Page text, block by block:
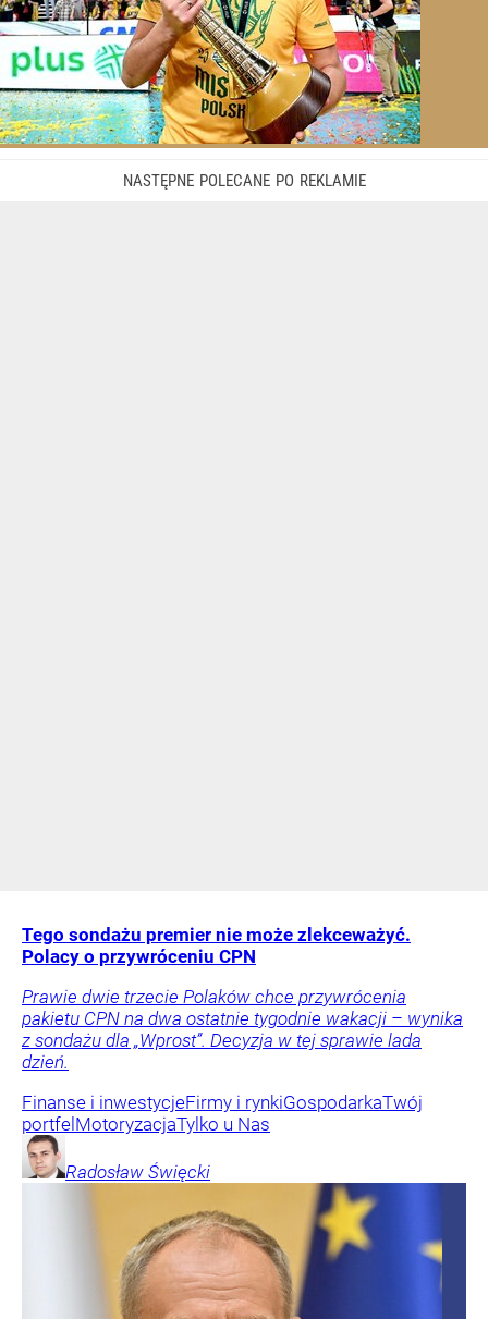
Tego sondażu premier nie może zlekceważyć.
Polacy o przywróceniu CPN
Prawie dwie trzecie Polaków chce przywrócenia
pakietu CPN na dwa ostatnie tygodnie wakacji – wynika
z sondażu dla „Wprost”. Decyzja w tej sprawie lada
dzień.
Finanse i inwestycjeFirmy i rynkiGospodarkaTwój
portfelMotoryzacjaTylko u Nas
Radosław Święcki